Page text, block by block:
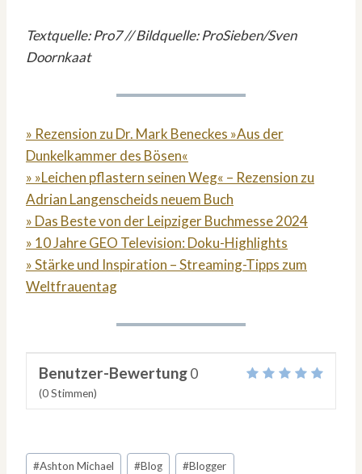
Textquelle: Pro7 // Bildquelle: ProSieben/Sven
Doornkaat
» Rezension zu Dr. Mark Beneckes »Aus der
Dunkelkammer des Bösen«
» »Leichen pflastern seinen Weg« – Rezension zu
Adrian Langenscheids neuem Buch
» Das Beste von der Leipziger Buchmesse 2024
» 10 Jahre GEO Television: Doku-Highlights
» Stärke und Inspiration – Streaming-Tipps zum
Weltfrauentag
Benutzer-Bewertung0
(0Stimmen)
Schlagworte:
#Ashton Michael #Blog #Blogger